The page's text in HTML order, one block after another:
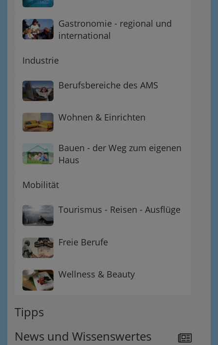
Gastronomie - regional und
international
Industrie
Berufsbereiche des AMS
Wohnen & Einrichten
Bauen - der Weg zum eigenen
Haus
Mobilität
Tourismus - Reisen - Ausflüge
Freie Berufe
Wellness & Beauty
Tipps
News und Wissenswertes